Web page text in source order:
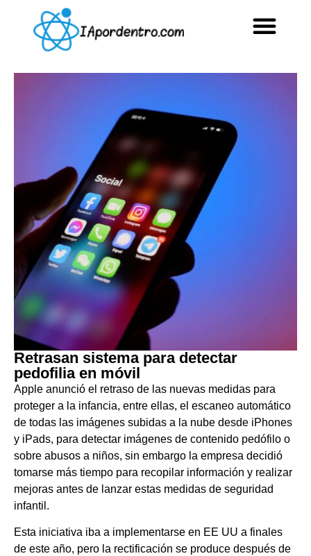
Retrasan sistema para detectar
pedofilia en móvil
Apple anunció el retraso de las nuevas medidas para
proteger a la infancia, entre ellas, el escaneo automático
de todas las imágenes subidas a la nube desde iPhones
y iPads, para detectar imágenes de contenido pedófilo o
sobre abusos a niños, sin embargo la empresa decidió
tomarse más tiempo para recopilar información y realizar
mejoras antes de lanzar estas medidas de seguridad
infantil.
Esta iniciativa iba a implementarse en EE UU a finales
de este año, pero la rectificación se produce después de